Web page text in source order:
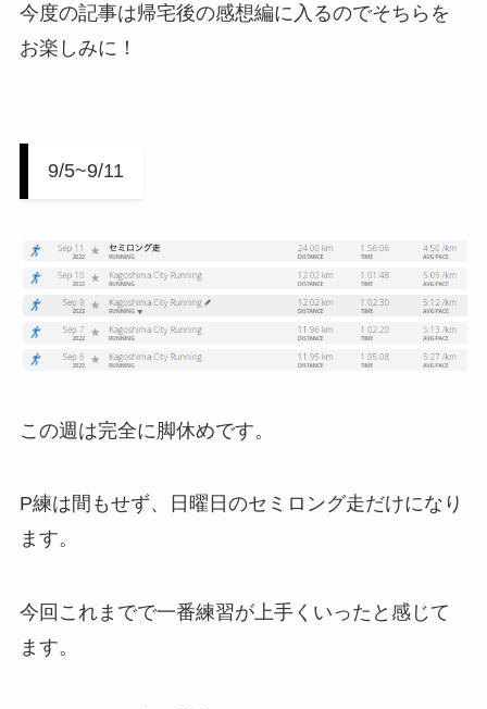
今度の記事は帰宅後の感想編に入るのでそちらを
お楽しみに！
9/5~9/11
この週は完全に脚休めです。
P練は間もせず、日曜日のセミロング走だけになり
ます。
今回これまでで一番練習が上手くいったと感じて
ます。